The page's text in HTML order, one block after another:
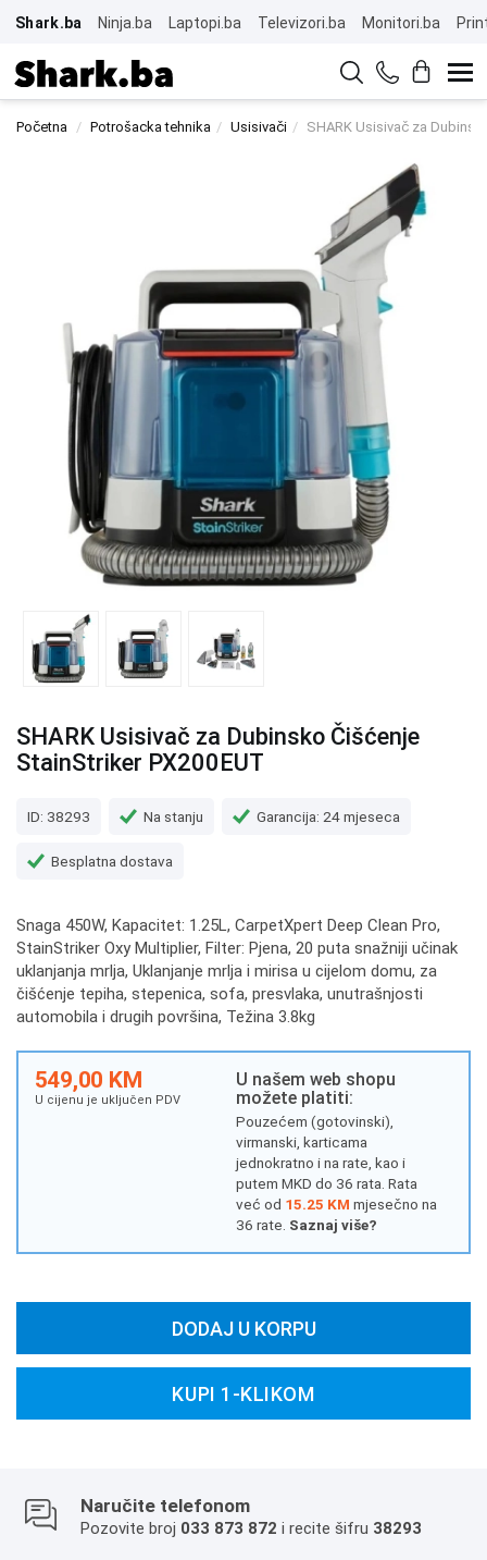
Shark.ba Ninja.ba Laptopi.ba Televizori.ba Monitori.ba
Početna Potrošacka tehnika Usisivači SHARK Usisivač za
SHARK Usisivač za Dubinsko Čišćenje
StainStriker PX200EUT
ID: 38293 Na stanju Garancija: 24 mjeseca
Besplatna dostava
Snaga 450W, Kapacitet: 1.25L, CarpetXpert Deep Clean Pro,
StainStriker Oxy Multiplier, Filter: Pjena, 20 puta snažniji učinak
uklanjanja mrlja, Uklanjanje mrlja i mirisa u cijelom domu, za
čišćenje tepiha, stepenica, sofa, presvlaka, unutrašnjosti
automobila i drugih površina, Težina 3.8kg
549,00 KM
U cijenu je uključen PDV
U našem web shopu
možete platiti:
Pouzećem (gotovinski),
virmanski, karticama
jednokratno i na rate, kao i
putem MKD do 36 rata. Rata
već od 15.25 KM mjesečno na
36 rate. Saznaj više?
DODAJ U KORPU
KUPI 1-KLIKOM
Naručite telefonom
Pozovite broj 033 873 872 i recite šifru 38293